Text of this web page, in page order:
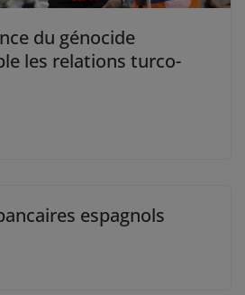
du génocide
les relations turco-
espagnols